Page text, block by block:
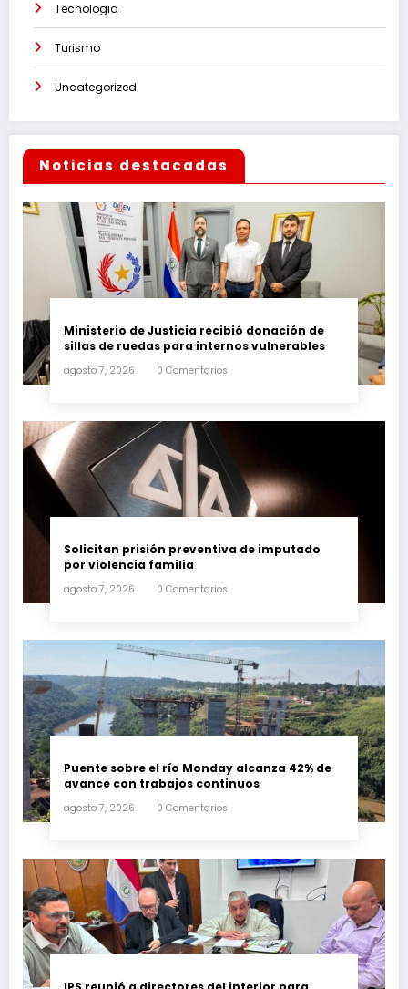
Tecnologia
Turismo
Uncategorized
Noticias destacadas
Ministerio de Justicia recibió donación de
sillas de ruedas para internos vulnerables
agosto 7, 2026 0 Comentarios
Solicitan prisión preventiva de imputado
por violencia familia
agosto 7, 2026 0 Comentarios
Puente sobre el río Monday alcanza 42% de
avance con trabajos continuos
agosto 7, 2026 0 Comentarios